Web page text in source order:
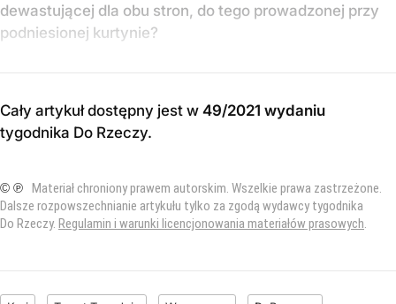
dewastującej dla obu stron, do tego prowadzonej przy
podniesionej kurtynie?
Cały artykuł dostępny jest w 49/2021 wydaniu
tygodnika Do Rzeczy.
© ℗ Materiał chroniony prawem autorskim. Wszelkie prawa zastrzeżone.
Dalsze rozpowszechnianie artykułu tylko za zgodą wydawcy tygodnika
Do Rzeczy. Regulamin i warunki licencjonowania materiałów prasowych.